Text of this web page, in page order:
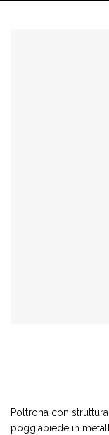
Poltrona con
poggiapiede in